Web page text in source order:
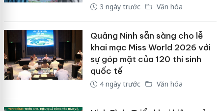
3 ngày trước Văn hóa
Quảng Ninh sẵn sàng cho lễ
khai mạc Miss World 2026 với
sự góp mặt của 120 thí sinh
quốc tế
4 ngày trước Văn hóa